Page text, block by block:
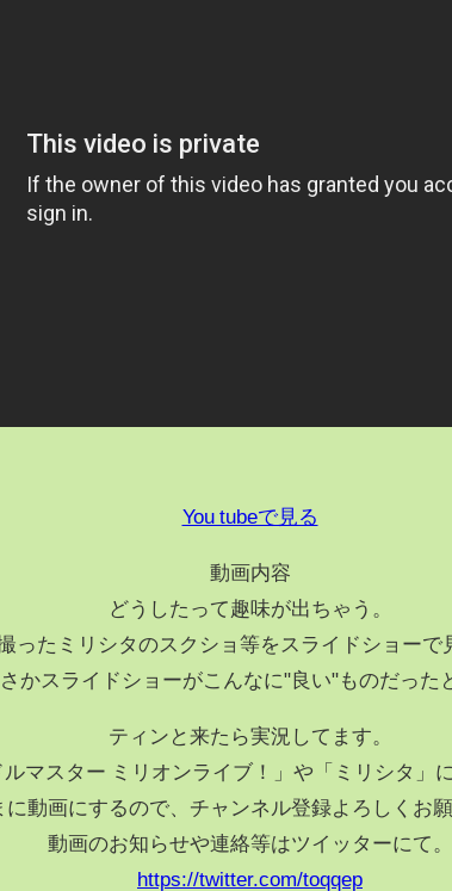
You tubeで見る
動画内容
どうしたって趣味が出ちゃう。
ったミリシタのスクショ等をスライドショーで
さかスライドショーがこんなに"良い"ものだった
ティンと来たら実況してます。
マスター ミリオンライブ！」や「ミリシタ」
に動画にするので、チャンネル登録よろしくお願
動画のお知らせや連絡等はツイッターにて。
https://twitter.com/toqqep